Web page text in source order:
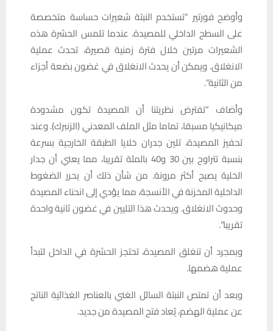
وأوضح فورتير “تستخدم النبتة شعيرات حساسة متخصصة
على السطح الداخلي للمصيدة. عندما تلمس ⁠الحشرة هذه
الشعيرات مرتين خلال فترة زمنية قصيرة، تحدث عملية
الانغلاق. ويمكن أن يحدث الانغلاق في غضون بضعة أجزاء
من الثانية”.
وأضاف “تفترض نظريتنا أن المصيدة تكون مشدودة
ميكانيكيا مسبقا، تماما مثل الملف المعدني (الزنبرك). وعند
تحفيز المصيدة، تلين جدران خلايا الطبقة الخارجية بسرعة
بنسبة تتراوح بين 30 و40 بالمئة تقريبا، مما يعني أن جدار
الخلية يصبح أكثر مرونة. من شأن ذلك أن يحرر الضغوط
الداخلية المخزنة في الأنسجة، مما يؤدي إلى انحناء المصيدة
وحدوث الانغلاق. ويحدث هذا التليين ‌في غضون ثانية واحدة
تقريبا”.
وبمجرد أن تنغلق المصيدة، تحتجز الحشرة في الداخل لتبدأ
عملية هضمها.
وبعد أن تمتص النبتة السائل الغني بالعناصر الغذائية الناتج
عن عملية الهضم، يُعاد فتح المصيدة من جديد.